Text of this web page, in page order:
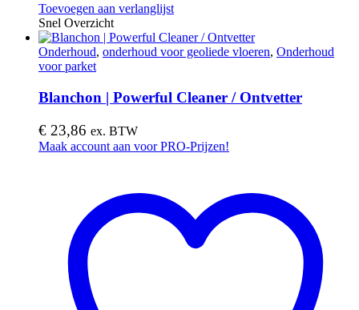
Toevoegen aan verlanglijst
Snel Overzicht
Onderhoud, onderhoud voor geoliede vloeren, Onderhoud
voor parket
Blanchon | Powerful Cleaner / Ontvetter
€ 23,86 ex. BTW
Maak account aan voor PRO-Prijzen!